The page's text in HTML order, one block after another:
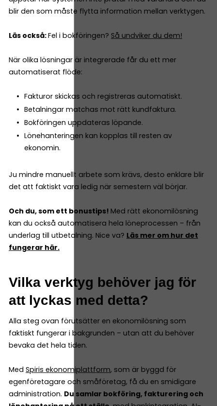
blir den som måste flytta information mellan verktygen.
Läs också:Fel i bokföringen? Så undviker du dem!
När olika lösningar är integrerade får du ett mer
automatiserat flöde:
Fakturor skickas och registreras automatiskt.
Betalningar matchas mot rätt kundfaktura.
Bokföringen uppdateras löpande.
Lönehanteringen kan kopplas till resten av
ekonomin.
Ju mindre manuellt arbete som krävs, desto enklare blir
det att faktiskt vara ledig när semestern väl börjar.
Och du, som ett bonustips! Med rätt ekonomilösning
kan du också automatisera hela löneprocessen – från
underlag till utbetalning. Nice va? Läs mer om hur det
fungerar här.
Vilka verktyg behöver jag för
att lyckas med detta?
Alla steg ovan förutsätter en ekonomilösning som
faktiskt fungerar i bakgrunden – utan att du behöver
bevaka det hela tiden.
Med Spiris ekonomiplattform, som är byggd för
egenföretagare och småföretag, få du en smidigare
administration. Du samlar bokföring, fakturering och